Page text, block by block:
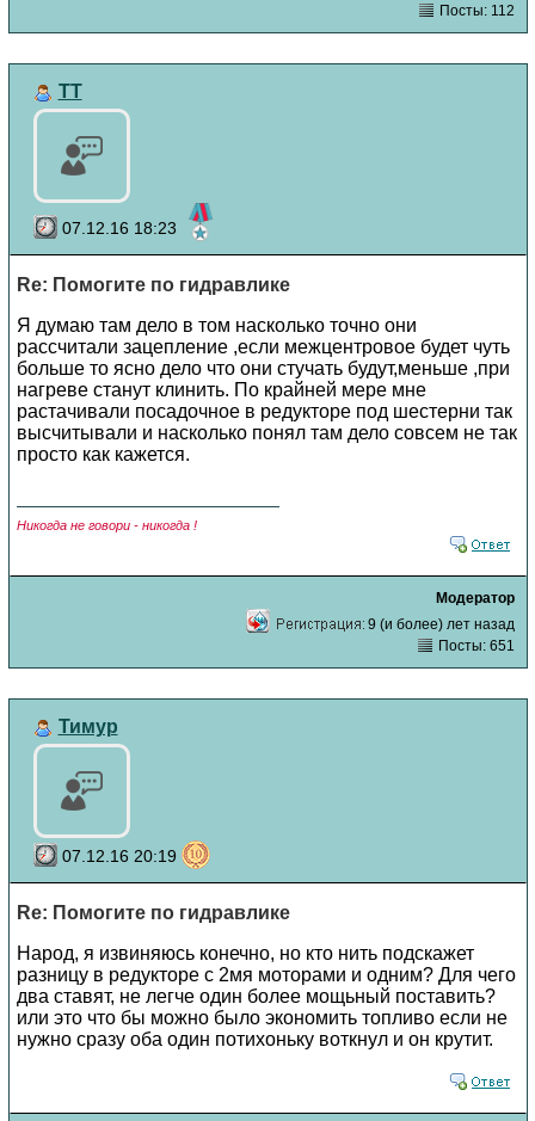
Посты: 112
TT
07.12.16 18:23
Re: Помогите по гидравлике
Я думаю там дело в том насколько точно они
рассчитали зацепление ,если межцентровое будет чуть
больше то ясно дело что они стучать будут,меньше ,при
нагреве станут клинить. По крайней мере мне
растачивали посадочное в редукторе под шестерни так
высчитывали и насколько понял там дело совсем не так
просто как кажется.
Никогда не говори - никогда !
Модератор
9 (и более) лет назад
Посты: 651
Тимур
07.12.16 20:19
Re: Помогите по гидравлике
Народ, я извиняюсь конечно, но кто нить подскажет
разницу в редукторе с 2мя моторами и одним? Для чего
два ставят, не легче один более мощьный поставить?
или это что бы можно было экономить топливо если не
нужно сразу оба один потихоньку воткнул и он крутит.